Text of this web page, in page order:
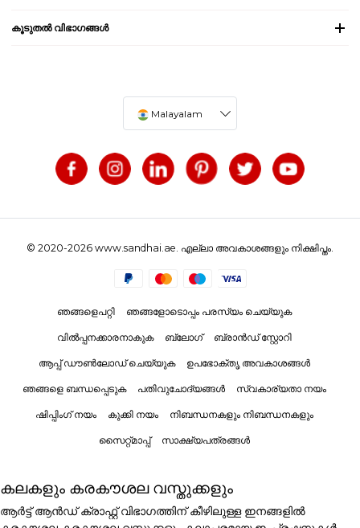
കൂടുതൽ വിഭാഗങ്ങൾ
Malayalam
© 2020-2026 www.sandhai.ae. എല്ലാ അവകാശങ്ങളും നിക്ഷിപ്തം.
ഞങ്ങളെപറ്റി ഞങ്ങളോടൊപ്പം പരസ്യം ചെയ്യുക
വിൽപ്പനക്കാരനാകുക ബ്ലോഗ് ബ്രാൻഡ് സ്റ്റോറി
ആപ്പ് ഡൗൺലോഡ് ചെയ്യുക ഉപഭോക്തൃ അവകാശങ്ങൾ
ഞങ്ങളെ ബന്ധപ്പെടുക പതിവുചോദ്യങ്ങൾ സ്വകാര്യതാ നയം
ഷിപ്പിംഗ് നയം കുക്കി നയം നിബന്ധനകളും നിബന്ധനകളും
സൈറ്റ്മാപ്പ് സാക്ഷ്യപത്രങ്ങൾ
കലകളും കരകൗശല വസ്തുക്കളും
ആർട്ട് ആൻഡ് ക്രാഫ്റ്റ് വിഭാഗത്തിന് കീഴിലുള്ള ഇനങ്ങളിൽ